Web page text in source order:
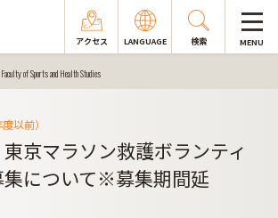
アクセス LANGUAGE 検索 MENU
Faculty of Sports and Health Studies
以前）
東京マラソン救護ボランティ
集について※募集期間延